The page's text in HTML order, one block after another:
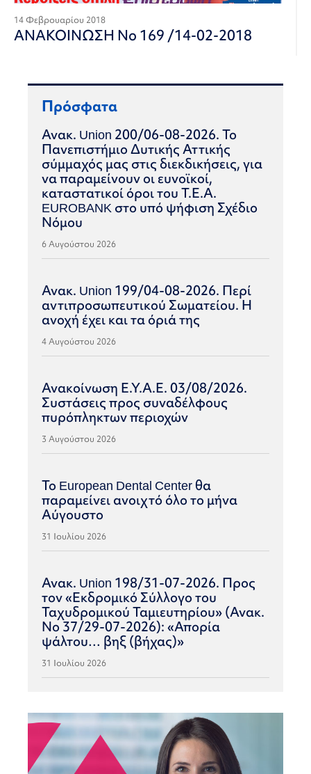
14 Φεβρουαρίου 2018
ΑΝΑΚΟΙΝΩΣΗ Νο 169 /14-02-2018
Πρόσφατα
Ανακ. Union 200/06-08-2026. Το
Πανεπιστήμιο Δυτικής Αττικής
σύμμαχός μας στις διεκδικήσεις, για
να παραμείνουν οι ευνοϊκοί,
καταστατικοί όροι του Τ.Ε.Α.
EUROBANK στο υπό ψήφιση Σχέδιο
Νόμου
6 Αυγούστου 2026
Ανακ. Union 199/04-08-2026. Περί
αντιπροσωπευτικού Σωματείου. Η
ανοχή έχει και τα όριά της
4 Αυγούστου 2026
Ανακοίνωση Ε.Υ.Α.Ε. 03/08/2026.
Συστάσεις προς συναδέλφους
πυρόπληκτων περιοχών
3 Αυγούστου 2026
Το European Dental Center θα
παραμείνει ανοιχτό όλο το μήνα
Αύγουστο
31 Ιουλίου 2026
Ανακ. Union 198/31-07-2026. Προς
τον «Εκδρομικό Σύλλογο του
Ταχυδρομικού Ταμιευτηρίου» (Ανακ.
Νο 37/29-07-2026): «Απορία
ψάλτου… βηξ (βήχας)»
31 Ιουλίου 2026